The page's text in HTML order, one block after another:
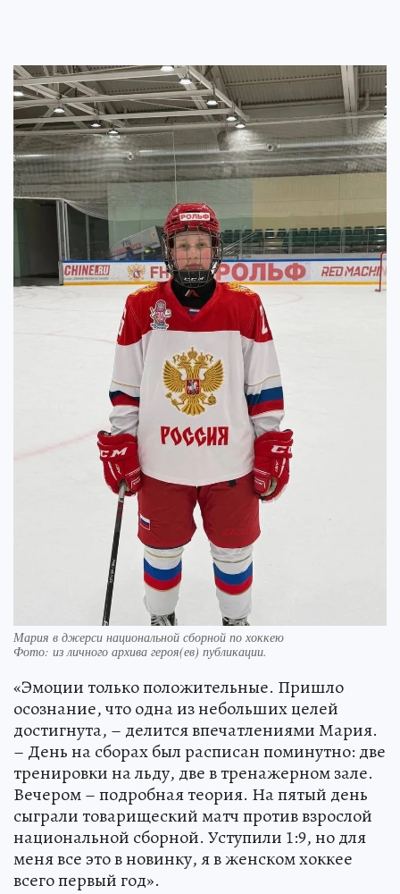
Мария в джерси национальной сборной по хоккею
Фото: из личного архива героя(ев) публикации.
«Эмоции только положительные. Пришло
осознание, что одна из небольших целей
достигнута, – делится впечатлениями Мария.
– День на сборах был расписан поминутно: две
тренировки на льду, две в тренажерном зале.
Вечером – подробная теория. На пятый день
сыграли товарищеский матч против взрослой
национальной сборной. Уступили 1:9, но для
меня все это в новинку, я в женском хоккее
всего первый год».